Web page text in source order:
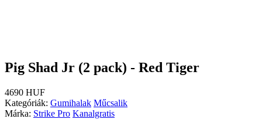
Pig Shad Jr (2 pack) - Red Tiger
4690 HUF
Kategóriák: Gumihalak Műcsalik
Márka: Strike Pro Kanalgratis